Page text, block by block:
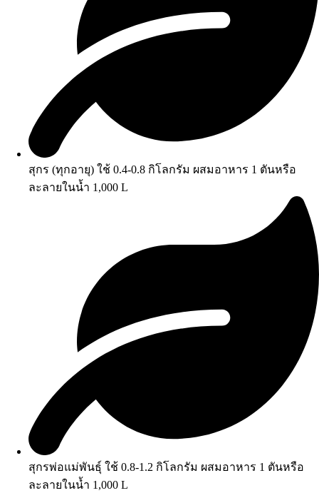
สุกร (ทุกอายุ) ใช้ 0.4-0.8 กิโลกรัม ผสมอาหาร 1 ตันหรือ
ละลายในน้ำ 1,000 L
สุกรพ่อแม่พันธุ์ ใช้ 0.8-1.2 กิโลกรัม ผสมอาหาร 1 ตันหรือ
ละลายในน้ำ 1,000 L